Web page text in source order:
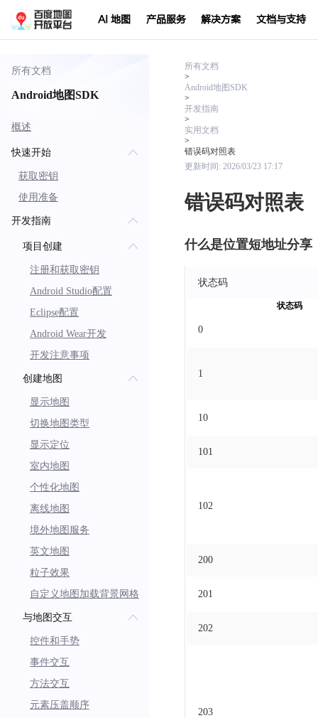
AI 地图 产品服务 解决方案 文档与支持
所有文档
Android地图SDK
概述
快速开始
获取密钥
使用准备
开发指南
项目创建
注册和获取密钥
Android Studio配置
Eclipse配置
Android Wear开发
开发注意事项
创建地图
显示地图
切换地图类型
显示定位
室内地图
个性化地图
离线地图
境外地图服务
英文地图
粒子效果
自定义地图加载背景网格
与地图交互
控件和手势
事件交互
方法交互
元素压盖顺序
所有文档
>
Android地图SDK
>
开发指南
>
实用文档
>
错误码对照表
更新时间: 2026/03/23 17:17
错误码对照表
什么是位置短地址分享
状态码
状态码
0
1
10
101
102
200
201
202
203